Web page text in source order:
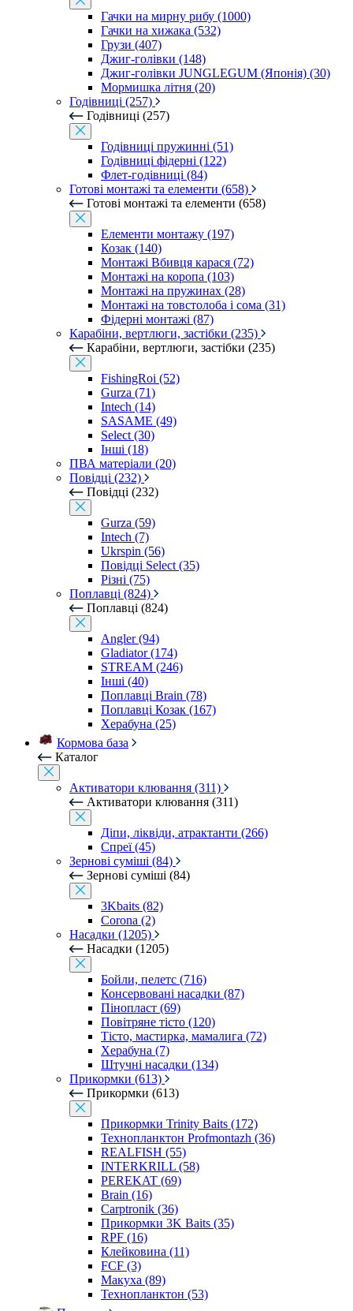
Гачки на мирну рибу (1000)
Гачки на хижака (532)
Грузи (407)
Джиг-голівки (148)
Джиг-голівки JUNGLEGUM (Японія) (30)
Мормишка літня (20)
Годівниці (257)
Годівниці (257)
Годівниці пружинні (51)
Годівниці фідерні (122)
Флет-годівниці (84)
Готові монтажі та елементи (658)
Готові монтажі та елементи (658)
Елементи монтажу (197)
Козак (140)
Монтажі Вбивця карася (72)
Монтажі на коропа (103)
Монтажі на пружинах (28)
Монтажі на товстолоба і сома (31)
Фідерні монтажі (87)
Карабіни, вертлюги, застібки (235)
Карабіни, вертлюги, застібки (235)
FishingRoi (52)
Gurza (71)
Intech (14)
SASAME (49)
Select (30)
Інші (18)
ПВА матеріали (20)
Повідці (232)
Повідці (232)
Gurza (59)
Intech (7)
Ukrspin (56)
Повідці Select (35)
Різні (75)
Поплавці (824)
Поплавці (824)
Angler (94)
Gladiator (174)
STREAM (246)
Інші (40)
Поплавці Brain (78)
Поплавці Козак (167)
Херабуна (25)
Кормова база
Каталог
Активатори клювання (311)
Активатори клювання (311)
Діпи, ліквіди, атрактанти (266)
Спреї (45)
Зернові суміші (84)
Зернові суміші (84)
3Kbaits (82)
Corona (2)
Насадки (1205)
Насадки (1205)
Бойли, пелетс (716)
Консервовані насадки (87)
Пінопласт (69)
Повітряне тісто (120)
Тісто, мастирка, мамалига (72)
Херабуна (7)
Штучні насадки (134)
Прикормки (613)
Прикормки (613)
Прикормки Trinity Baits (172)
Технопланктон Profmontazh (36)
REALFISH (55)
INTERKRILL (58)
PEREKAT (69)
Brain (16)
Carptronik (36)
Прикормки 3K Baits (35)
RPF (16)
Клейковина (11)
FCF (3)
Макуха (89)
Технопланктон (53)